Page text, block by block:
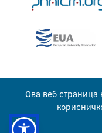
Ова веб